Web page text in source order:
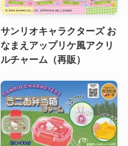
サンリオキャラクターズ お
なまえアップリケ風アクリ
ルチャーム（再販）